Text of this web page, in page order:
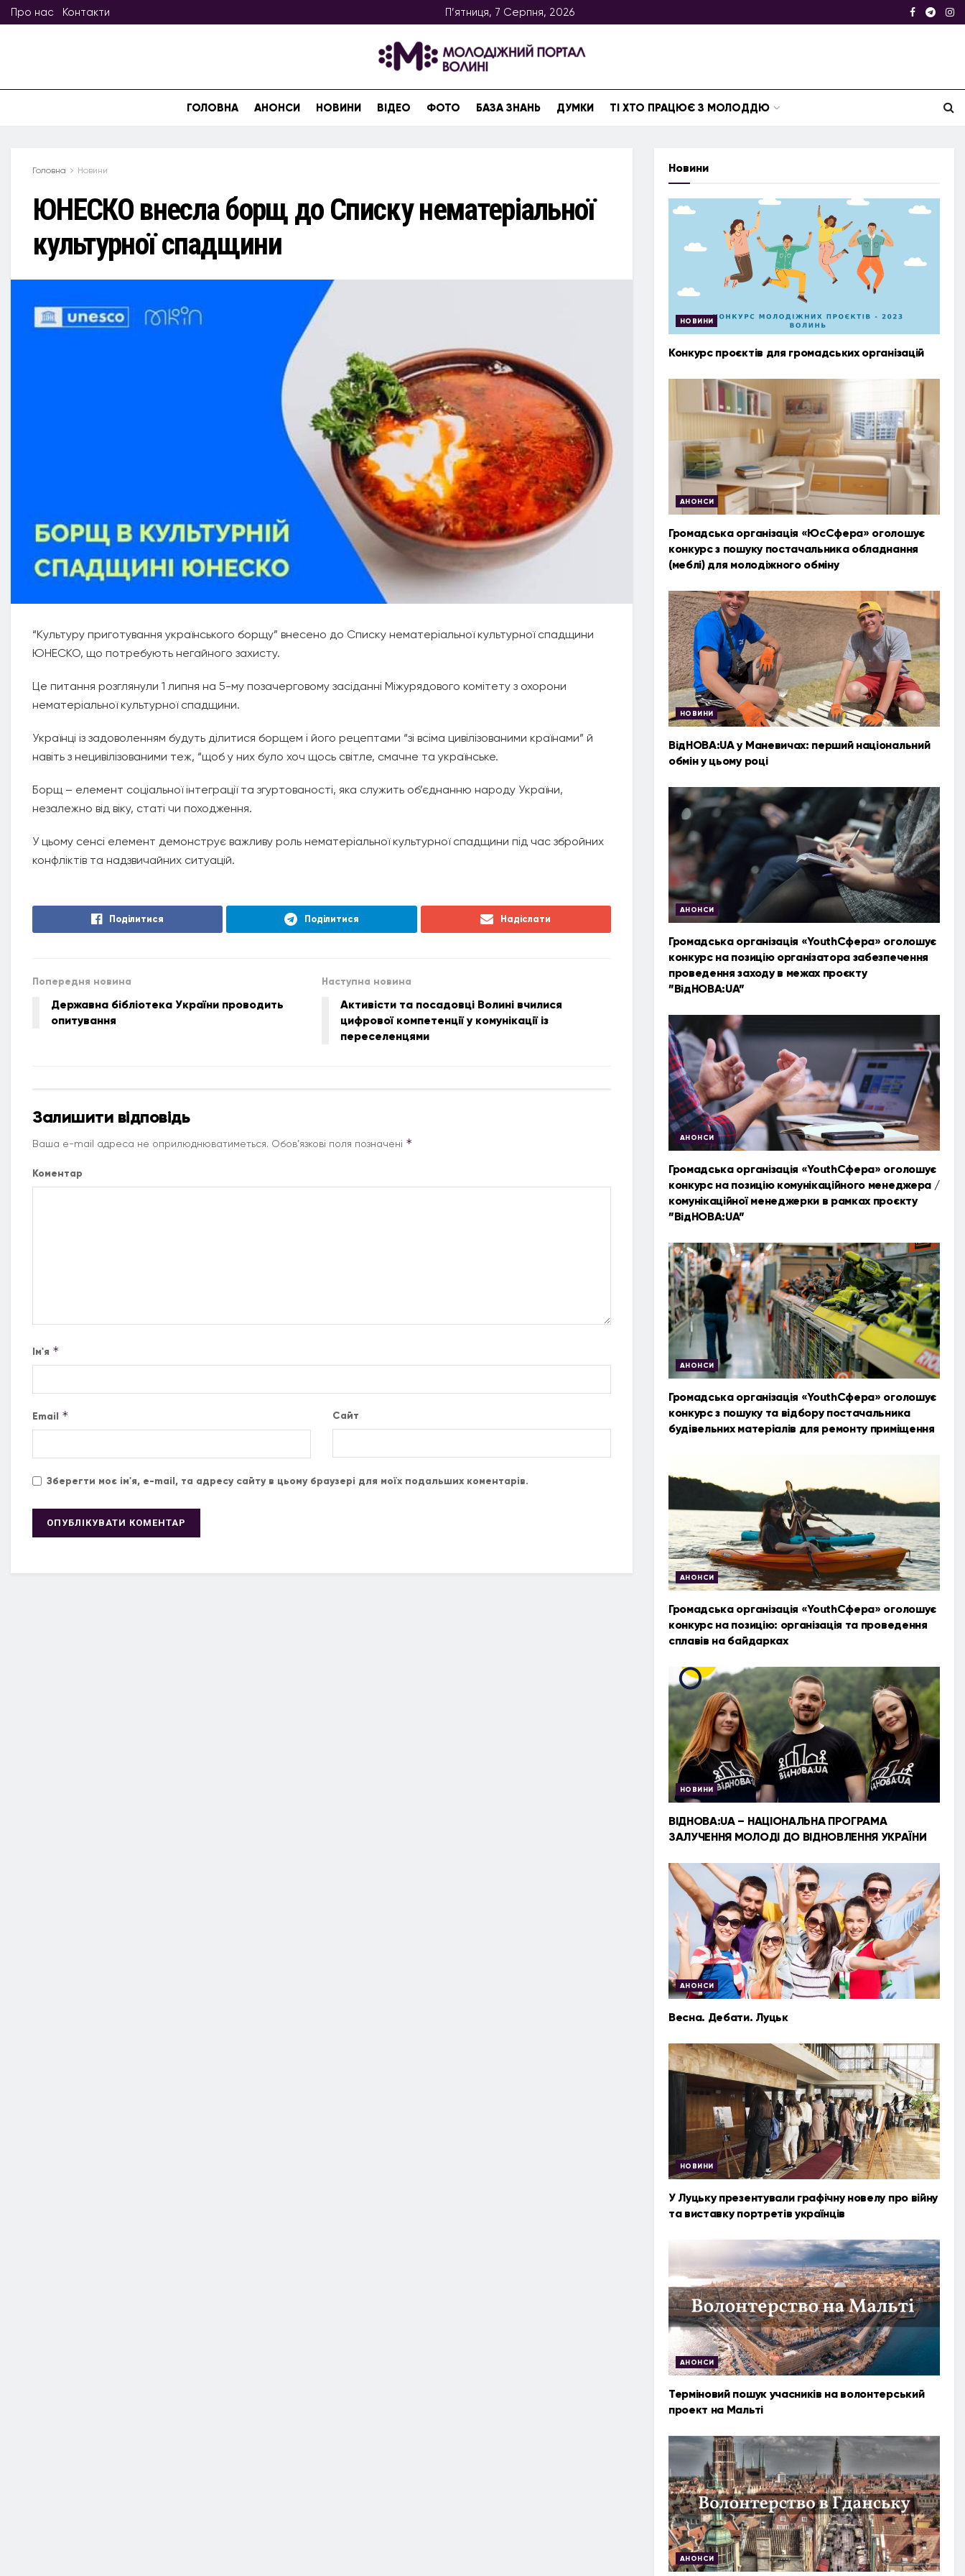
Про нас Контакти П’ятниця, 7 Серпня, 2026
ГОЛОВНА АНОНСИ НОВИНИ ВІДЕО ФОТО БАЗА ЗНАНЬ ДУМКИ ТІ ХТО ПРАЦЮЄ З МОЛОДДЮ
Головна Новини
ЮНЕСКО внесла борщ до Списку нематеріальної
культурної спадщини
“Культуру приготування українського борщу” внесено до Списку нематеріальної культурної спадщини
ЮНЕСКО, що потребують негайного захисту.
Це питання розглянули 1 липня на 5-му позачерговому засіданні Міжурядового комітету з охорони
нематеріальної культурної спадщини.
Українці із задоволенням будуть ділитися борщем і його рецептами “зі всіма цивілізованими країнами” й
навіть з нецивілізованими теж, “щоб у них було хоч щось світле, смачне та українське.
Борщ – елемент соціальної інтеграції та згуртованості, яка служить об’єднанню народу України,
незалежно від віку, статі чи походження.
У цьому сенсі елемент демонструє важливу роль нематеріальної культурної спадщини під час збройних
конфліктів та надзвичайних ситуацій.
Поділитися Поділитися Надіслати
Попередня новина
Державна бібліотека України проводить
опитування
Наступна новина
Активісти та посадовці Волині вчилися
цифрової компетенції у комунікації із
переселенцями
Залишити відповідь
Ваша e-mail адреса не оприлюднюватиметься. Обов’язкові поля позначені *
Коментар
Ім'я *
Email * Сайт
Зберегти моє ім'я, e-mail, та адресу сайту в цьому браузері для моїх подальших коментарів.
Новини
НОВИНИ
Конкурс проєктів для громадських організацій
АНОНСИ
Громадська організація «ЮсСфера» оголошує
конкурс з пошуку постачальника обладнання
(меблі) для молодіжного обміну
НОВИНИ
ВідНОВА:UA у Маневичах: перший національний
обмін у цьому році
АНОНСИ
Громадська організація «YouthСфера» оголошує
конкурс на позицію організатора забезпечення
проведення заходу в межах проєкту
”ВідНОВА:UA”
АНОНСИ
Громадська організація «YouthСфера» оголошує
конкурс на позицію комунікаційного менеджера /
комунікаційної менеджерки в рамках проєкту
”ВідНОВА:UA”
АНОНСИ
Громадська організація «YouthСфера» оголошує
конкурс з пошуку та відбору постачальника
будівельних матеріалів для ремонту приміщення
АНОНСИ
Громадська організація «YouthСфера» оголошує
конкурс на позицію: організація та проведення
сплавів на байдарках
НОВИНИ
ВІДНОВА:UA – НАЦІОНАЛЬНА ПРОГРАМА
ЗАЛУЧЕННЯ МОЛОДІ ДО ВІДНОВЛЕННЯ УКРАЇНИ
АНОНСИ
Весна. Дебати. Луцьк
НОВИНИ
У Луцьку презентували графічну новелу про війну
та виставку портретів українців
АНОНСИ
Терміновий пошук учасників на волонтерський
проект на Мальті
АНОНСИ